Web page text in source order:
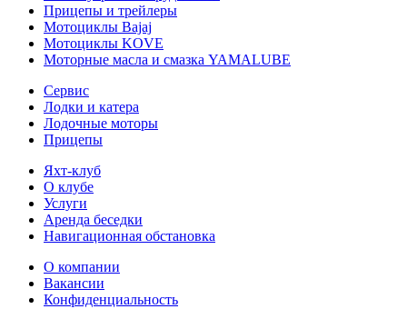
Прицепы и трейлеры
Мотоциклы Bajaj
Мотоциклы KOVE
Моторные масла и смазка YAMALUBE
Сервис
Лодки и катера
Лодочные моторы
Прицепы
Яхт-клуб
О клубе
Услуги
Аренда беседки
Навигационная обстановка
О компании
Вакансии
Конфиденциальность